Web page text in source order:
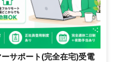
サポート(完全在宅)受電